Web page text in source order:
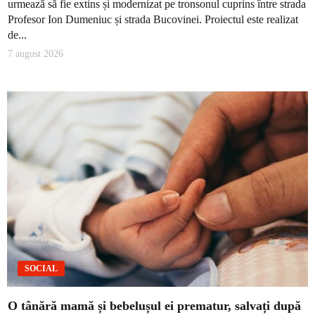
urmează să fie extins și modernizat pe tronsonul cuprins între strada
Profesor Ion Dumeniuc și strada Bucovinei. Proiectul este realizat
de...
7 august 2026
SOCIAL
O tânără mamă și bebelușul ei prematur, salvați după